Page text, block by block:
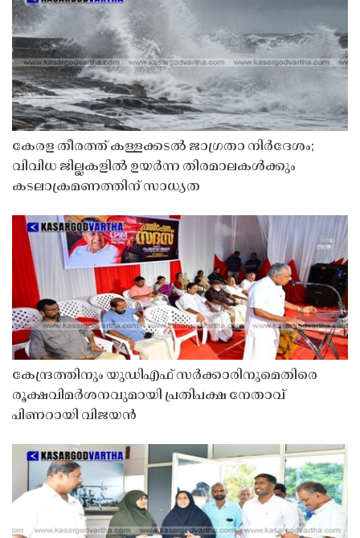
കേരള തീരത്ത് കള്ളക്കടൽ ജാഗ്രതാ നിർദേശം;
വിവിധ ജില്ലകളിൽ ഉയർന്ന തിരമാലകൾക്കും
കടലാക്രമണത്തിന് സാധ്യത
കേന്ദ്രത്തിനും യുഡിഎഫ് സർക്കാരിനുമെതിരെ
രൂക്ഷവിമർശനവുമായി പ്രതിപക്ഷ നേതാവ്
പിണറായി വിജയൻ